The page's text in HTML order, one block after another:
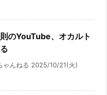
則のYouTube、オカルト
ゃんねる 2025/10/21(火)